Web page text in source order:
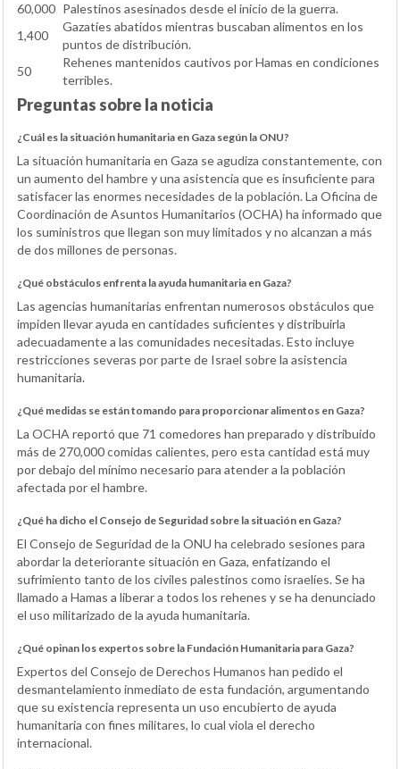
60,000 Palestinos asesinados desde el inicio de la guerra.
1,400
Gazatíes abatidos mientras buscaban alimentos en los
puntos de distribución.
50
Rehenes mantenidos cautivos por Hamas en condiciones
terribles.
Preguntas sobre la noticia
¿Cuál es la situación humanitaria en Gaza según la ONU?
La situación humanitaria en Gaza se agudiza constantemente, con
un aumento del hambre y una asistencia que es insuficiente para
satisfacer las enormes necesidades de la población. La Oficina de
Coordinación de Asuntos Humanitarios (OCHA) ha informado que
los suministros que llegan son muy limitados y no alcanzan a más
de dos millones de personas.
¿Qué obstáculos enfrenta la ayuda humanitaria en Gaza?
Las agencias humanitarias enfrentan numerosos obstáculos que
impiden llevar ayuda en cantidades suficientes y distribuirla
adecuadamente a las comunidades necesitadas. Esto incluye
restricciones severas por parte de Israel sobre la asistencia
humanitaria.
¿Qué medidas se están tomando para proporcionar alimentos en Gaza?
La OCHA reportó que 71 comedores han preparado y distribuido
más de 270,000 comidas calientes, pero esta cantidad está muy
por debajo del mínimo necesario para atender a la población
afectada por el hambre.
¿Qué ha dicho el Consejo de Seguridad sobre la situación en Gaza?
El Consejo de Seguridad de la ONU ha celebrado sesiones para
abordar la deteriorante situación en Gaza, enfatizando el
sufrimiento tanto de los civiles palestinos como israelíes. Se ha
llamado a Hamas a liberar a todos los rehenes y se ha denunciado
el uso militarizado de la ayuda humanitaria.
¿Qué opinan los expertos sobre la Fundación Humanitaria para Gaza?
Expertos del Consejo de Derechos Humanos han pedido el
desmantelamiento inmediato de esta fundación, argumentando
que su existencia representa un uso encubierto de ayuda
humanitaria con fines militares, lo cual viola el derecho
internacional.